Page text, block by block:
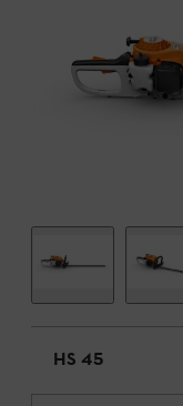
HS 45